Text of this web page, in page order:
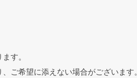
す。
ご希望に添えない場合がございます。